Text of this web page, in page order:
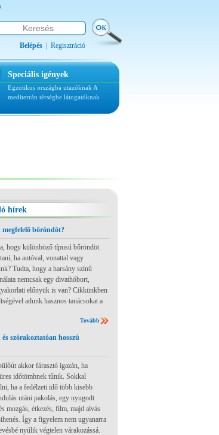
Belépés Regisztráció
Speciális igények
Egzotikus országba utazóknak A
mediterrán térségbe látogatóknak
hírek
bőröndöt?
hogy különböző típusú bőröndöt
ha autóval, vonattal vagy
Tudta, hogy a harsány színű
nemcsak egy divathóbort,
előnyük is van? Cikkünkben
adunk hasznos tanácsokat a
Tovább
szórakoztatóan hosszú
akkor fárasztó igazán, ha
időtömbnek tűnik. Sokkal
ha a fedélzeti idő több kisebb
utáni pakolás, egy nyugodt
mozgás, étkezés, film, majd alvás
Így a figyelem nem ugyanarra
nyúlik végtelen várakozássá.